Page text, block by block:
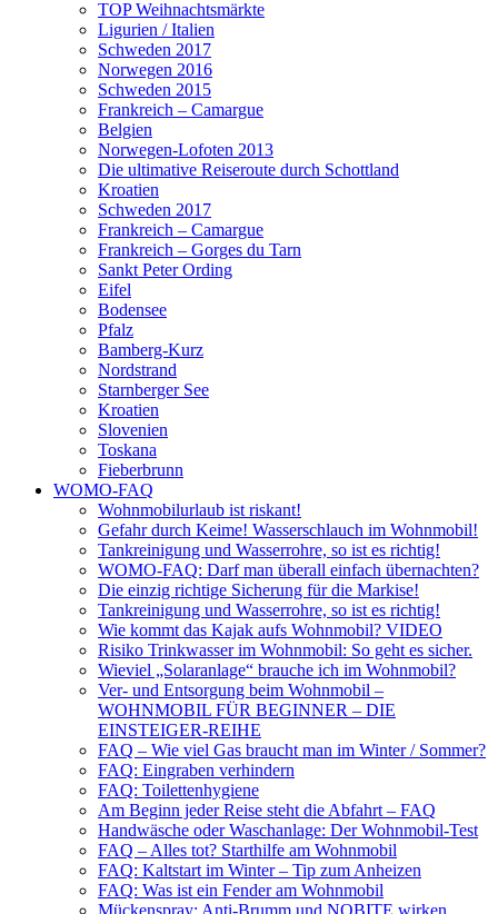
TOP Weihnachtsmärkte
Ligurien / Italien
Schweden 2017
Norwegen 2016
Schweden 2015
Frankreich – Camargue
Belgien
Norwegen-Lofoten 2013
Die ultimative Reiseroute durch Schottland
Kroatien
Schweden 2017
Frankreich – Camargue
Frankreich – Gorges du Tarn
Sankt Peter Ording
Eifel
Bodensee
Pfalz
Bamberg-Kurz
Nordstrand
Starnberger See
Kroatien
Slovenien
Toskana
Fieberbrunn
WOMO-FAQ
Wohnmobilurlaub ist riskant!
Gefahr durch Keime! Wasserschlauch im Wohnmobil!
Tankreinigung und Wasserrohre, so ist es richtig!
WOMO-FAQ: Darf man überall einfach übernachten?
Die einzig richtige Sicherung für die Markise!
Tankreinigung und Wasserrohre, so ist es richtig!
Wie kommt das Kajak aufs Wohnmobil? VIDEO
Risiko Trinkwasser im Wohnmobil: So geht es sicher.
Wieviel „Solaranlage“ brauche ich im Wohnmobil?
Ver- und Entsorgung beim Wohnmobil –
WOHNMOBIL FÜR BEGINNER – DIE
EINSTEIGER-REIHE
FAQ – Wie viel Gas braucht man im Winter / Sommer?
FAQ: Eingraben verhindern
FAQ: Toilettenhygiene
Am Beginn jeder Reise steht die Abfahrt – FAQ
Handwäsche oder Waschanlage: Der Wohnmobil-Test
FAQ – Alles tot? Starthilfe am Wohnmobil
FAQ: Kaltstart im Winter – Tip zum Anheizen
FAQ: Was ist ein Fender am Wohnmobil
Mückenspray: Anti-Brumm und NOBITE wirken